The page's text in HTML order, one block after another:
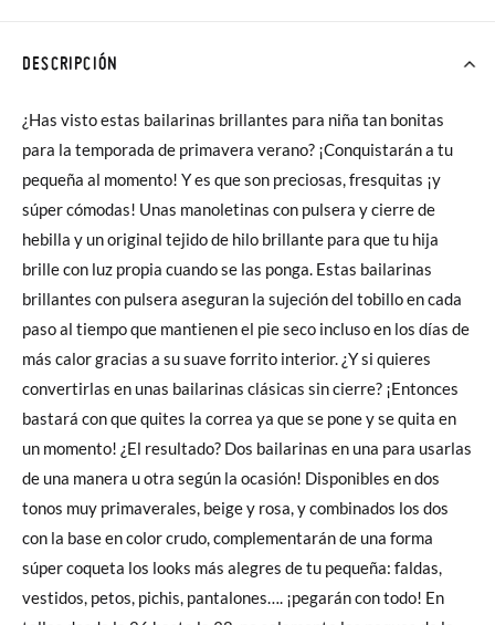
DESCRIPCIÓN
¿Has visto estas bailarinas brillantes para niña tan bonitas
para la temporada de primavera verano? ¡Conquistarán a tu
pequeña al momento! Y es que son preciosas, fresquitas ¡y
súper cómodas! Unas manoletinas con pulsera y cierre de
hebilla y un original tejido de hilo brillante para que tu hija
brille con luz propia cuando se las ponga. Estas bailarinas
brillantes con pulsera aseguran la sujeción del tobillo en cada
paso al tiempo que mantienen el pie seco incluso en los días de
más calor gracias a su suave forrito interior. ¿Y si quieres
convertirlas en unas bailarinas clásicas sin cierre? ¡Entonces
bastará con que quites la correa ya que se pone y se quita en
un momento! ¿El resultado? Dos bailarinas en una para usarlas
de una manera u otra según la ocasión! Disponibles en dos
tonos muy primaverales, beige y rosa, y combinados los dos
con la base en color crudo, complementarán de una forma
súper coqueta los looks más alegres de tu pequeña: faldas,
vestidos, petos, pichis, pantalones…. ¡pegarán con todo! En